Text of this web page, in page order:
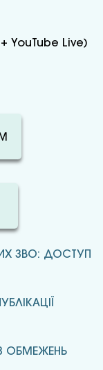
YouTube Live)
ЗВО: ДОСТУП
ОБМЕЖЕНЬ